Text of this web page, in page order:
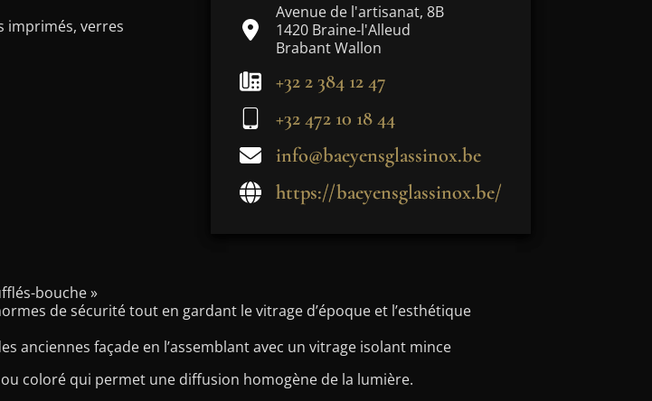
Avenue de l'artisanat, 8B
1420 Braine-l'Alleud
Brabant Wallon
+32 2 384 12 47
+32 472 10 18 44
info@baeyensglassinox.be
https://baeyensglassinox.be/
imprimés, verres
bouche »
de sécurité tout en gardant le vitrage d’époque et l’esthétique
anciennes façade en l’assemblant avec un vitrage isolant mince
coloré qui permet une diffusion homogène de la lumière.